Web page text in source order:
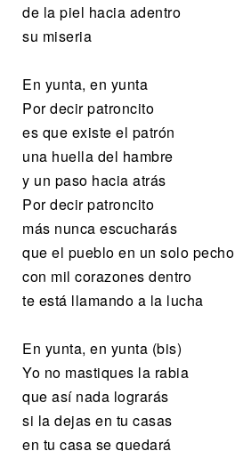
de la piel hacia adentro
su miseria
En yunta, en yunta
Por decir patroncito
es que existe el patrón
una huella del hambre
y un paso hacia atrás
Por decir patroncito
más nunca escucharás
que el pueblo en un solo pecho
con mil corazones dentro
te está llamando a la lucha
En yunta, en yunta (bis)
Yo no mastiques la rabia
que así nada lograrás
si la dejas en tu casas
en tu casa se quedará